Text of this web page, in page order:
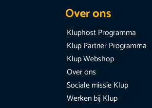
Over ons
Kluphost Programma
Klup Partner Programma
Klup Webshop
Over ons
Sociale missie Klup
Werken bij Klup